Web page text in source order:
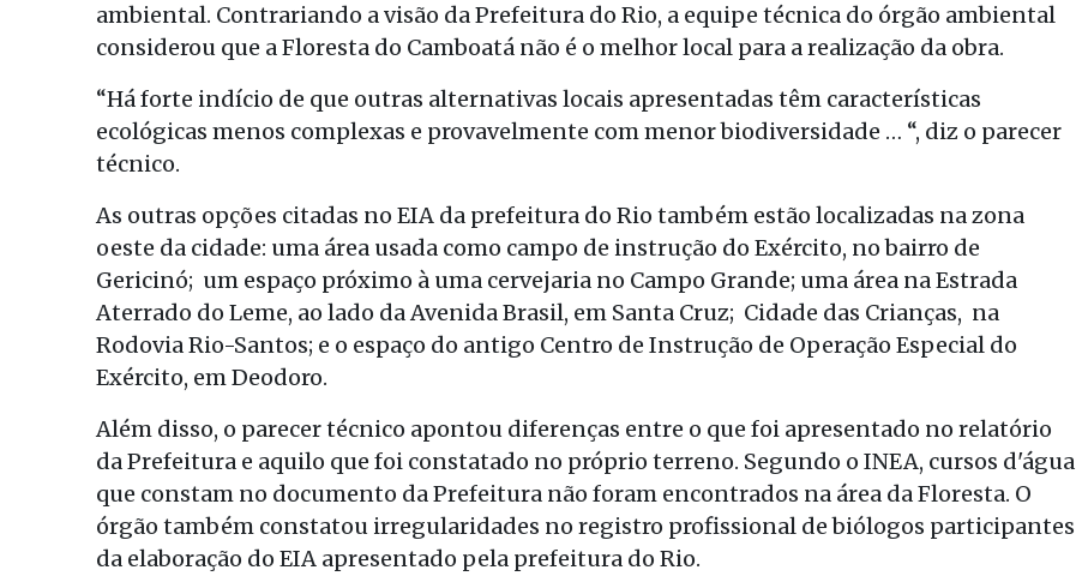
ambiental. Contrariando a visão da Prefeitura do Rio, a equipe técnica do órgão ambiental
considerou que a Floresta do Camboatá não é o melhor local para a realização da obra.
“Há forte indício de que outras alternativas locais apresentadas têm características
ecológicas menos complexas e provavelmente com menor biodiversidade … “, diz o parecer
técnico.
As outras opções citadas no EIA da prefeitura do Rio também estão localizadas na zona
oeste da cidade: uma área usada como campo de instrução do Exército, no bairro de
Gericinó; um espaço próximo à uma cervejaria no Campo Grande; uma área na Estrada
Aterrado do Leme, ao lado da Avenida Brasil, em Santa Cruz; Cidade das Crianças, na
Rodovia Rio-Santos; e o espaço do antigo Centro de Instrução de Operação Especial do
Exército, em Deodoro.
Além disso, o parecer técnico apontou diferenças entre o que foi apresentado no relatório
da Prefeitura e aquilo que foi constatado no próprio terreno. Segundo o INEA, cursos d'água
que constam no documento da Prefeitura não foram encontrados na área da Floresta. O
órgão também constatou irregularidades no registro profissional de biólogos participantes
da elaboração do EIA apresentado pela prefeitura do Rio.